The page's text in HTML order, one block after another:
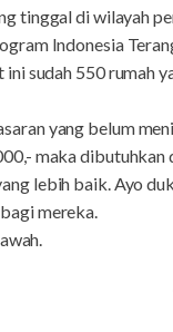
tinggal di wilayah
Indonesia
sudah 550 rumah
yang belum
maka dibutuhkan
lebih baik. Ayo
mereka.